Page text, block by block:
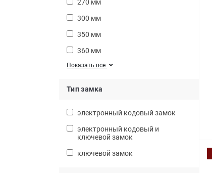
270 мм
300 мм
350 мм
360 мм
Показать все
Тип замка
электронный кодовый замок
электронный кодовый и
ключевой замок
ключевой замок